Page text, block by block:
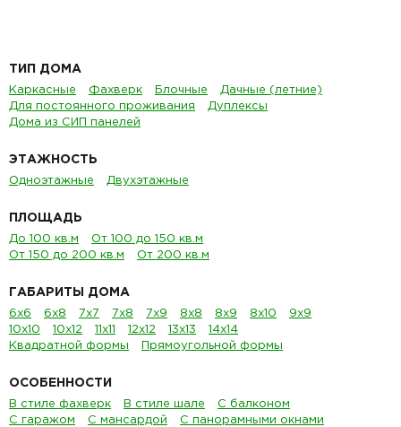
ТИП ДОМА
Каркасные Фахверк Блочные
Дачные (летние)
Для постоянного проживания
Дуплексы
Дома из СИП панелей
ЭТАЖНОСТЬ
Одноэтажные Двухэтажные
ПЛОЩАДЬ
До 100 кв.м
От 100 до 150 кв.м
От 150 до 200 кв.м
От 200 кв.м
ГАБАРИТЫ ДОМА
6х6 6х8 7х7 7х8 7х9 8х8 8х9 8х10
9х9
10х10
10х12 11х11 12х12 13х13
14х14
Квадратной формы
Прямоугольной формы
ОСОБЕННОСТИ
В стиле фахверк В стиле шале
С балконом
С гаражом
С мансардой
С панорамными окнами